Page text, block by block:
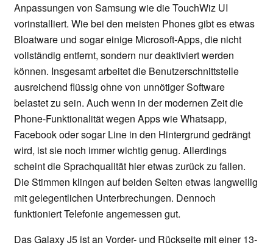
Anpassungen von Samsung wie die TouchWiz UI
vorinstalliert. Wie bei den meisten Phones gibt es etwas
Bloatware und sogar einige Microsoft-Apps, die nicht
vollständig entfernt, sondern nur deaktiviert werden
können. Insgesamt arbeitet die Benutzerschnittstelle
ausreichend flüssig ohne von unnötiger Software
belastet zu sein. Auch wenn in der modernen Zeit die
Phone-Funktionalität wegen Apps wie Whatsapp,
Facebook oder sogar Line in den Hintergrund gedrängt
wird, ist sie noch immer wichtig genug. Allerdings
scheint die Sprachqualität hier etwas zurück zu fallen.
Die Stimmen klingen auf beiden Seiten etwas langweilig
mit gelegentlichen Unterbrechungen. Dennoch
funktioniert Telefonie angemessen gut.
Das Galaxy J5 ist an Vorder- und Rückseite mit einer 13-